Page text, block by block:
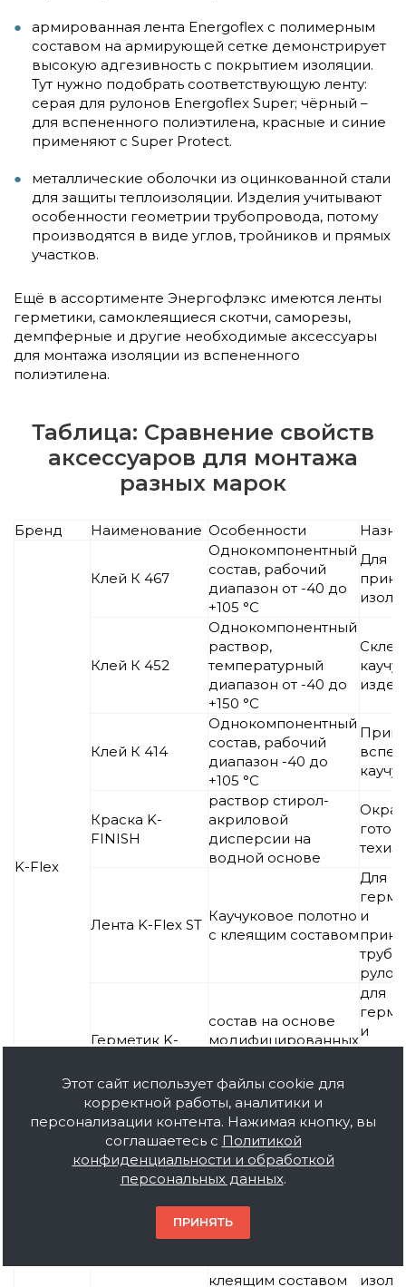
армированная лента Energoflex с полимерным
составом на армирующей сетке демонстрирует
высокую адгезивность с покрытием изоляции.
Тут нужно подобрать соответствующую ленту:
серая для рулонов Energoflex Super; чёрный –
для вспененного полиэтилена, красные и синие
применяют с Super Protect.
металлические оболочки из оцинкованной стали
для защиты теплоизоляции. Изделия учитывают
особенности геометрии трубопровода, потому
производятся в виде углов, тройников и прямых
участков.
Ещё в ассортименте Энергофлэкс имеются ленты
герметики, самоклеящиеся скотчи, саморезы,
демпферные и другие необходимые аксессуары
для монтажа изоляции из вспененного
полиэтилена.
Таблица: Сравнение свойств
аксессуаров для монтажа
разных марок
Бренд Наименование Особенности
K-Flex
Клей К 467
Однокомпонентный
состав, рабочий
диапазон от -40 до
+105 °С
Для
Клей К 452
Однокомпонентный
раствор,
температурный
диапазон от -40 до
+150 °С
Клей К 414
Однокомпонентный
состав, рабочий
диапазон -40 до
+105 °С
Краска K-
FINISH
раствор стирол-
акриловой
дисперсии на
водной основе
Лента K-Flex ST
Каучуковое полотно
с клеящим составом
Для
и
Герметик K-
состав на основе
модифицированных
или серый цвет
для
и
Очиститель К-
Флэкс
Жидкий состав
органических
растворителей
самоклеящиеся
ленты ЛАС/ЛАС
Алюминиевое
полотно с
армированием и
клеящим составом
Этот сайт использует файлы cookie для
корректной работы, аналитики и
персонализации контента. Нажимая кнопку, вы
соглашаетесь с Политикой
конфиденциальности и обработкой
персональных данных.
ПРИНЯТЬ